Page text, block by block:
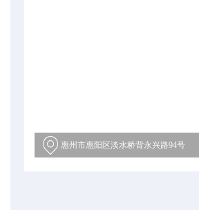
惠州市惠阳区淡水桥背永兴路94号